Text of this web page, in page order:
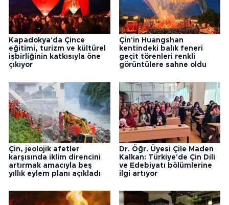
Kapadokya'da Çince
eğitimi, turizm ve kültürel
işbirliğinin katkısıyla öne
çıkıyor
Çin'in Huangshan
kentindeki balık feneri
geçit törenleri renkli
görüntülere sahne oldu
Çin, jeolojik afetler
karşısında iklim direncini
artırmak amacıyla beş
yıllık eylem planı açıkladı
Dr. Öğr. Üyesi Çile Maden
Kalkan: Türkiye'de Çin Dili
ve Edebiyatı bölümlerine
ilgi artıyor